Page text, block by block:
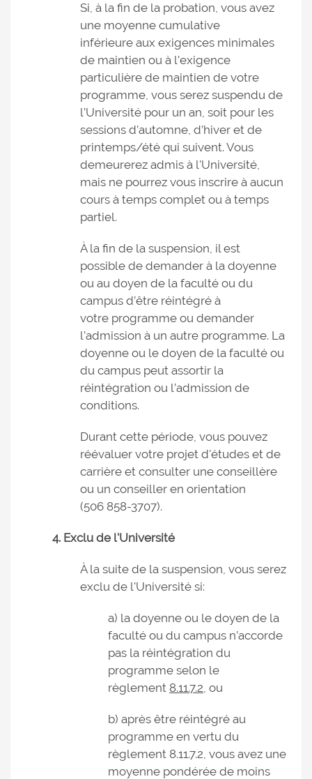
Si, à la fin de la probation, vous avez
une moyenne cumulative
inférieure aux exigences minimales
de maintien ou à l’exigence
particulière de maintien de votre
programme, vous serez suspendu de
l’Université pour un an, soit pour les
sessions d’automne, d’hiver et de
printemps/été qui suivent. Vous
demeurerez admis à l'Université,
mais ne pourrez vous inscrire à aucun
cours à temps complet ou à temps
partiel.
À la fin de la suspension, il est
possible de demander à la doyenne
ou au doyen de la faculté ou du
campus d’être réintégré à
votre programme ou demander
l’admission à un autre programme. La
doyenne ou le doyen de la faculté ou
du campus peut assortir la
réintégration ou l’admission de
conditions.
Durant cette période, vous pouvez
réévaluer votre projet d'études et de
carrière et consulter une conseillère
ou un conseiller en orientation
(506 858-3707).
4. Exclu de l'Université
À la suite de la suspension, vous serez
exclu de l'Université si:
a) la doyenne ou le doyen de la
faculté ou du campus n’accorde
pas la réintégration du
programme selon le
règlement 8.11.7.2, ou
b) après être réintégré au
programme en vertu du
règlement 8.11.7.2, vous avez une
moyenne pondérée de moins